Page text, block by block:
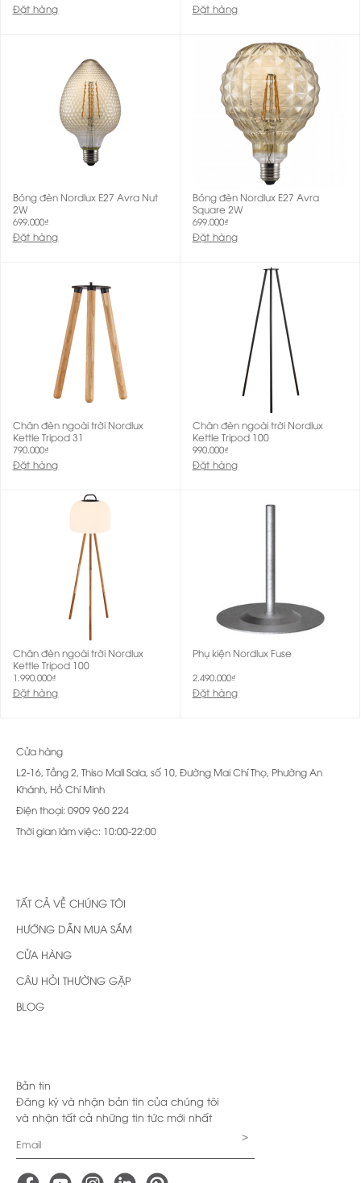
Đặt hàng Đặt hàng
Bóng đèn Nordlux E27 Avra Nut
2W
699.000₫
Đặt hàng
Bóng đèn Nordlux E27 Avra
Square 2W
699.000₫
Đặt hàng
Chân đèn ngoài trời Nordlux
Kettle Tripod 31
790.000₫
Đặt hàng
Chân đèn ngoài trời Nordlux
Kettle Tripod 100
990.000₫
Đặt hàng
Chân đèn ngoài trời Nordlux
Kettle Tripod 100
1.990.000₫
Đặt hàng
Phụ kiện Nordlux Fuse
2.490.000₫
Đặt hàng
Cửa hàng
L2-16, Tầng 2, Thiso Mall Sala, số 10, Đường Mai Chí Thọ, Phường An
Khánh, Hồ Chí Minh
Điện thoại: 0909 960 224
Thời gian làm việc: 10:00-22:00
TẤT CẢ VỀ CHÚNG TÔI
HƯỚNG DẪN MUA SẮM
CỬA HÀNG
CÂU HỎI THƯỜNG GẶP
BLOG
Bản tin
Đăng ký và nhận bản tin của chúng tôi
và nhận tất cả những tin tức mới nhất